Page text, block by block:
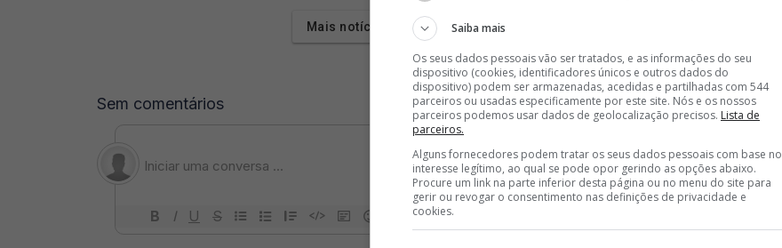
Mais notícias
Saiba mais
Os seus dados pessoais vão ser tratados, e as informações do seu
dispositivo (cookies, identificadores únicos e outros dados do
dispositivo) podem ser armazenadas, acedidas e partilhadas com 544
parceiros ou usadas especificamente por este site. Nós e os nossos
parceiros podemos usar dados de geolocalização precisos. Lista de
parceiros.
Alguns fornecedores podem tratar os seus dados pessoais com base no
interesse legítimo, ao qual se pode opor gerindo as opções abaixo.
Procure um link na parte inferior desta página ou no menu do site para
gerir ou revogar o consentimento nas definições de privacidade e
cookies.